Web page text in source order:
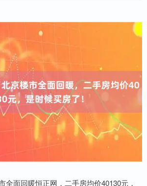
全面回暖恒正网，二手房均价40130元，